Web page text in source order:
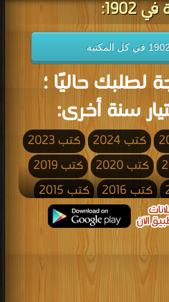
لطلبك حاليًا ؛
سنة أخرى:
كتب 2024
كتب 2023
كتب 2020
كتب 2019
كتب 2016
كتب 2015
كتب 2012
كتب 2011
كتب 2008
كتب 2004
كتب 2003
كتب 2000